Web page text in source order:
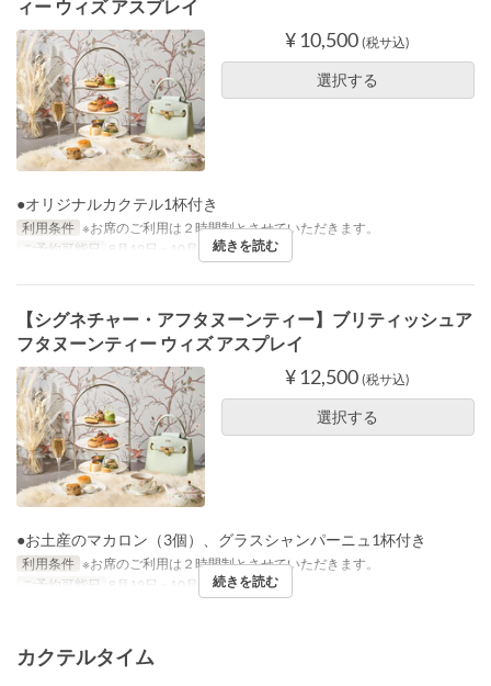
ィー ウィズ アスプレイ
¥ 10,500 (税サ込)
選択する
●オリジナルカクテル1杯付き
利用条件 ※お席のご利用は２時間制とさせていただきます。
ご予約可能日
8月19日 ~ 10月14日続きを読む
【シグネチャー・アフタヌーンティー】ブリティッシュア
フタヌーンティー ウィズ アスプレイ
¥ 12,500 (税サ込)
選択する
●お土産のマカロン（3個）、グラスシャンパーニュ1杯付き
利用条件 ※お席のご利用は２時間制とさせていただきます。
ご予約可能日
8月19日 ~ 10月14日続きを読む
カクテルタイム